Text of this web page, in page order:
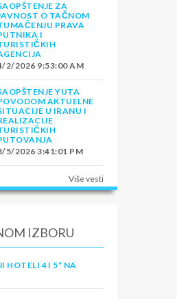
ZA
O TAČNOM
PRAVA
I
2/2026 9:53:00 AM
YUTA
AKTUELNE
U IRANU I
5/2026 3:41:01 PM
Više vesti
IZBORU
HOTELI 4 I 5* NA